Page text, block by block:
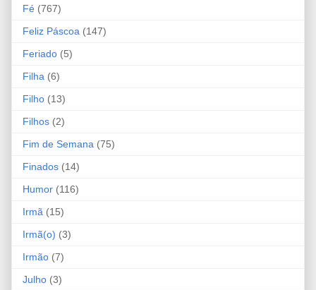
Fé (767)
Feliz Páscoa (147)
Feriado (5)
Filha (6)
Filho (13)
Filhos (2)
Fim de Semana (75)
Finados (14)
Humor (116)
Irmã (15)
Irmã(o) (3)
Irmão (7)
Julho (3)